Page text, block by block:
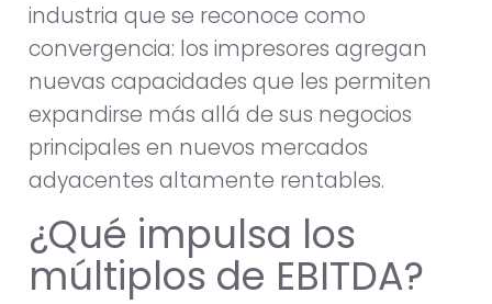
industria que se reconoce como
convergencia: los impresores agregan
nuevas capacidades que les permiten
expandirse más allá de sus negocios
principales en nuevos mercados
adyacentes altamente rentables.
¿Qué impulsa los
múltiplos de EBITDA?